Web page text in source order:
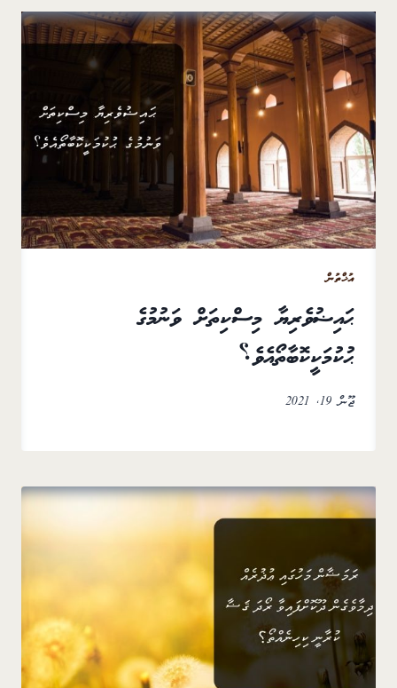
އުޚްތުން
ޙައިޟުވެރިޔާ މިސްކިތަށް ވަނުމުގެ
ޙުކުމަކީކޮބާތޯއެވެ؟
ޖޫން 19, 2021